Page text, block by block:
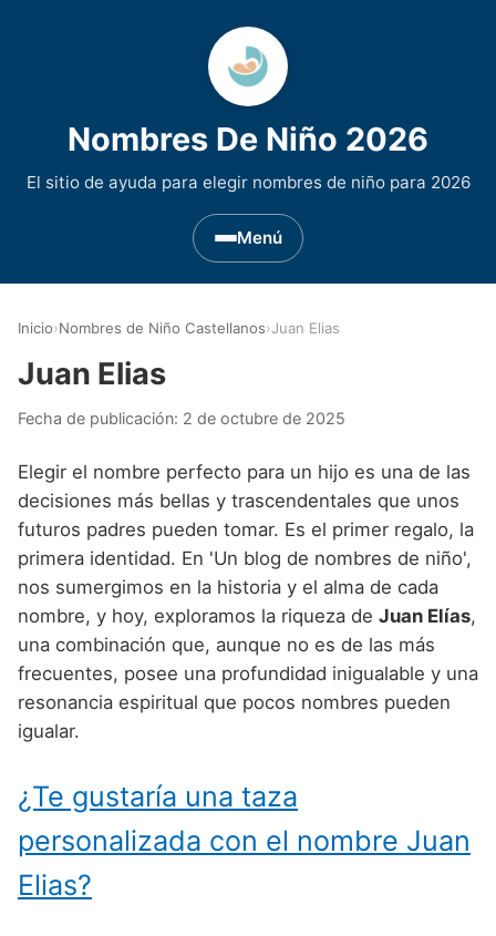
Nombres De Niño 2026
El sitio de ayuda para elegir nombres de niño para 2026
Menú
Nombres de niño que empiezan por D
Nombres de niño que empiezan por E
Nombres de niño que empiezan por F
Nombres de niño que empiezan por G
Nombres de niño que empiezan por H
Nombres de niño que empiezan por I
Nombres de niño que empiezan por K
Nombres de niño que empiezan por L
Nombres de Niño Asturianos
Nombres de Niño Baleares
Nombres de Niño Canarios
Nombres de Niño Cantabros
Nombres de Niño Castellanos
Nombres de Niño Catalanes
Nombres de Niño Gallegos
Nombres de Niño Madrileños
Nombres de Niño Celtas
Nombres de Niño Egipcios
Nombres de Niño Griegos
Nombres de Niño Mitologicos
Nombres de Niño Romanos
Nombres de Niño Vikingos
Nombres de Niño Alemanes
Nombres de Niño Americanos
Nombres de Niño Arabes
Nombres de Niño Chinos
Nombres de Niño Franceses
Nombres de Niño Hispanoamericanos
Nombres de Niño Italianos
Nombres de Niño Japoneses
Buscar
Inicio›Nombres de Niño Castellanos›Juan Elias
Juan Elias
Fecha de publicación: 2 de octubre de 2025
Elegir el nombre perfecto para un hijo es una de las
decisiones más bellas y trascendentales que unos
futuros padres pueden tomar. Es el primer regalo, la
primera identidad. En 'Un blog de nombres de niño',
nos sumergimos en la historia y el alma de cada
nombre, y hoy, exploramos la riqueza de Juan Elías,
una combinación que, aunque no es de las más
frecuentes, posee una profundidad inigualable y una
resonancia espiritual que pocos nombres pueden
igualar.
¿Te gustaría una taza
personalizada con el nombre Juan
Elias?